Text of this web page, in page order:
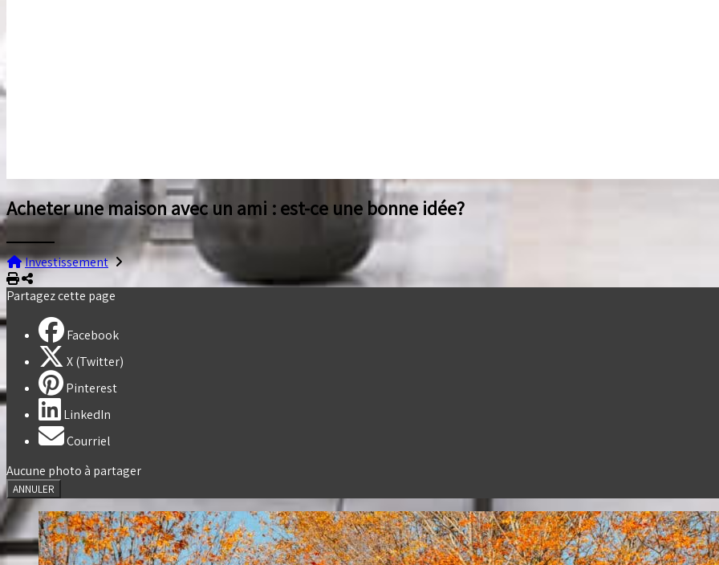
Acheter une maison avec un ami : est-ce une bonne idée?
Investissement
Imprimer
Partager
Partagez cette page
Facebook
X (Twitter)
Pinterest
LinkedIn
Courriel
Aucune photo à partager
ANNULER